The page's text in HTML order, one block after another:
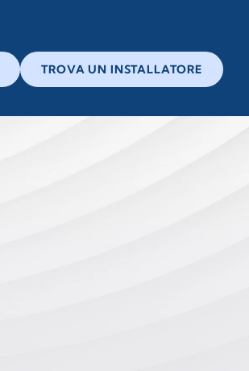
TROVA UN INSTALLATORE